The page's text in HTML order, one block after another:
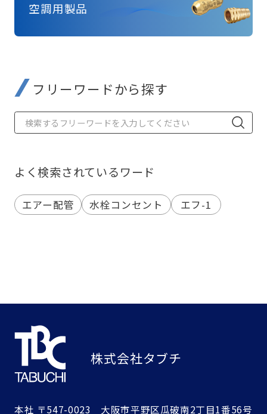
空調用製品
フリーワードから探す
よく検索されているワード
エアー配管 水栓コンセント エフ-1
株式会社タブチ
本社 〒547-0023 大阪市平野区瓜破南2丁目1番56号